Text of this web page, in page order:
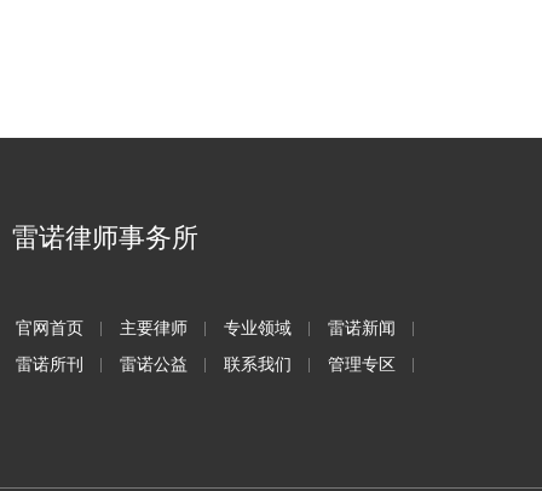
官网首页 主要律师 专业领域
雷诺新闻
雷诺所刊
雷诺公益 联系我们 管理专区
雷诺律师事务所